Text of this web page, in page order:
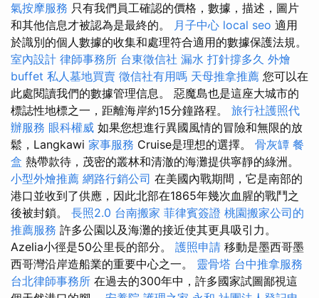
氣按摩服務 只有我們員工確認的價格，數據，描述，圖片
和其他信息才被認為是最終的。 月子中心 local seo 適用
於識別的個人數據的收集和處理符合適用的數據保護法規。
室內設計 律師事務所 台東徵信社 漏水 打針撐多久 外燴
buffet 私人墓地買賣 徵信社有用嗎 天母推拿推薦 您可以在
此處閱讀我們的數據管理信息。 惡魔島也是這座大城市的
標誌性地標之一，距離海岸約15分鐘路程。 旅行社護照代
辦服務 眼科權威 如果您想進行異國風情的冒險和無限的放
鬆，Langkawi 家事服務 Cruise是理想的選擇。 骨灰罈 餐
盒 熱帶款待，茂密的叢林和清澈的海灘提供寧靜的綠洲。
小型外燴推薦 網路行銷公司 在美國內戰期間，它是南部的
港口並收到了供應，因此北部在1865年幾次血腥的戰鬥之
後被封鎖。 長照2.0 台南搬家 菲律賓簽證 桃園搬家公司的
推薦服務 許多公園以及海灘的接近使其更具吸引力。
Azelia小徑是50公里長的部分。 護照申請 移動是墨西哥墨
西哥灣沿岸造船業的重要中心之一。 靈骨塔 台中推拿服務
台北律師事務所 在過去的300年中，許多國家試圖鄙視這